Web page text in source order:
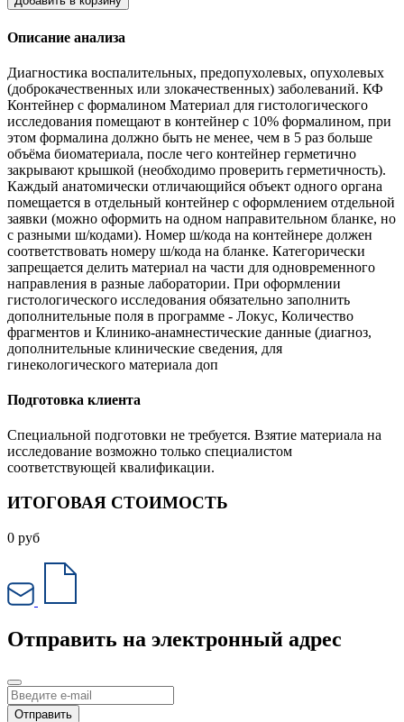
Описание анализа
Диагностика воспалительных, предопухолевых, опухолевых
(доброкачественных или злокачественных) заболеваний. КФ
Контейнер с формалином Материал для гистологического
исследования помещают в контейнер с 10% формалином, при
этом формалина должно быть не менее, чем в 5 раз больше
объёма биоматериала, после чего контейнер герметично
закрывают крышкой (необходимо проверить герметичность).
Каждый анатомически отличающийся объект одного органа
помещается в отдельный контейнер с оформлением отдельной
заявки (можно оформить на одном направительном бланке, но
с разными ш/кодами). Номер ш/кода на контейнере должен
соответствовать номеру ш/кода на бланке. Категорически
запрещается делить материал на части для одновременного
направления в разные лаборатории. При оформлении
гистологического исследования обязательно заполнить
дополнительные поля в программе - Локус, Количество
фрагментов и Клинико-анамнестические данные (диагноз,
дополнительные клинические сведения, для
гинекологического материала доп
Подготовка клиента
Специальной подготовки не требуется. Взятие материала на
исследование возможно только специалистом
соответствующей квалификации.
ИТОГОВАЯ СТОИМОСТЬ
0 руб
Отправить на электронный адрес
Отправить